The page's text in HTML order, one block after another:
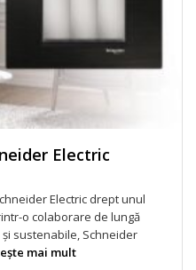
Electric
Electric drept unul
o colaborare de lungă
sustenabile, Schneider
mai mult